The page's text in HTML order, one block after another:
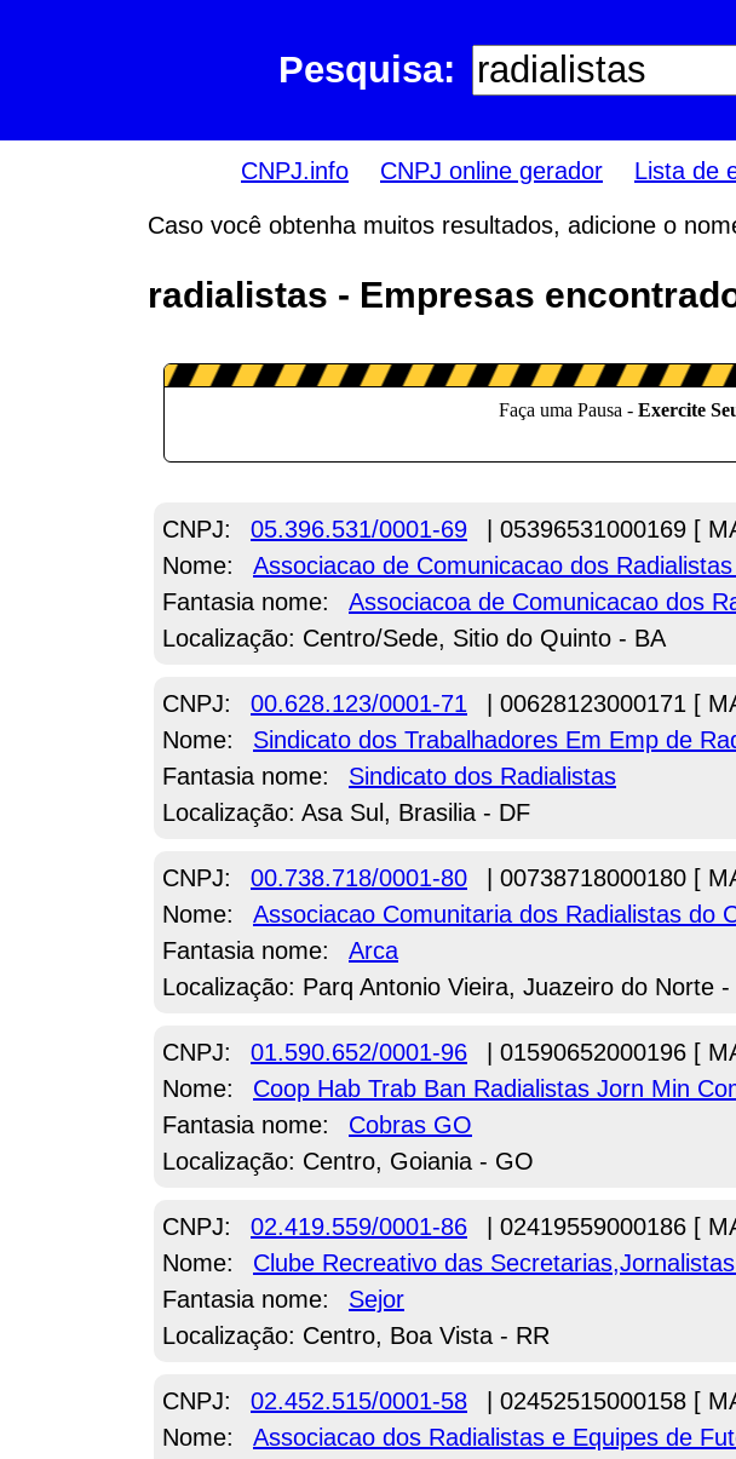
Pesquisa:
CNPJ.info CNPJ online gerador Lista de
Caso você obtenha muitos resultados, adicione o
radialistas - Empresas
CNPJ: 05.396.531/0001-69
| 05396531000169 [
Nome:
Associacao de Comunicacao dos
Fantasia nome:
Associacoa de Comunicacao dos
Localização: Centro/Sede, Sitio do Quinto - BA
CNPJ: 00.628.123/0001-71
| 00628123000171 [
Nome:
Sindicato dos Trabalhadores Em Emp de
Fantasia nome:
Sindicato dos Radialistas
Localização: Asa Sul, Brasilia - DF
CNPJ: 00.738.718/0001-80
| 00738718000180 [
Nome:
Associacao Comunitaria dos Radialistas do
Fantasia nome:
Arca
Localização: Parq Antonio Vieira, Juazeiro do Norte -
CNPJ: 01.590.652/0001-96
| 01590652000196 [
Nome:
Coop Hab Trab Ban Radialistas Jorn Min
Fantasia nome:
Cobras GO
Localização: Centro, Goiania - GO
CNPJ: 02.419.559/0001-86
| 02419559000186 [
Nome:
Clube Recreativo das
Fantasia nome:
Sejor
Localização: Centro, Boa Vista - RR
CNPJ: 02.452.515/0001-58
| 02452515000158 [
Nome:
Associacao dos Radialistas e Equipes de